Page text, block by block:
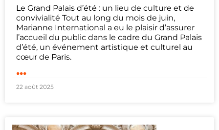
Le Grand Palais d’été : un lieu de culture et de
convivialité Tout au long du mois de juin,
Marianne International a eu le plaisir d’assurer
l’accueil du public dans le cadre du Grand Palais
d’été, un événement artistique et culturel au
cœur de Paris.
...
22 août 2025